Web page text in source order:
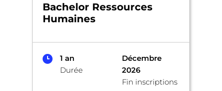
Bachelor Ressources
Humaines
1 an
Durée
Décembre
2026
Fin inscriptions